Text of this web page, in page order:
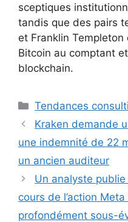
sceptiques
tandis que des pairs
et Franklin
Bitcoin au comptant
blockchain.
Catégories
Tendances
Kraken demande
une indemnité de 22
un ancien auditeur
Un analyste
cours de l’action
profondément sous-